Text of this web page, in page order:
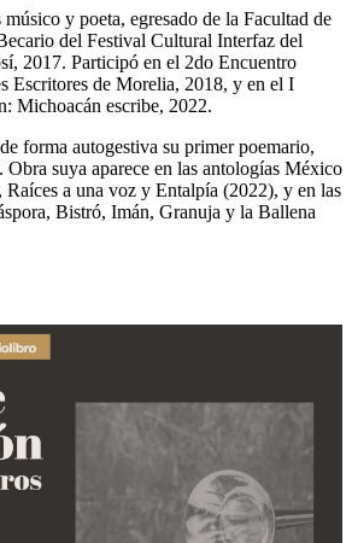
y poeta, egresado de la Facultad de
del Festival Cultural Interfaz del
2017. Participó en el 2do Encuentro
Escritores de Morelia, 2018, y en el I
Michoacán escribe, 2022.
forma autogestiva su primer poemario,
suya aparece en las antologías México
a una voz y Entalpía (2022), y en las
Bistró, Imán, Granuja y la Ballena